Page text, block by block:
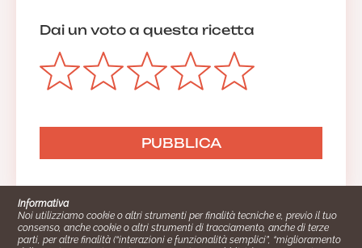
Dai un voto a questa ricetta
Informativa
Noi utilizziamo cookie o altri strumenti per finalità tecniche e, previo il tuo
consenso, anche cookie o altri strumenti di tracciamento, anche di terze
parti, per altre finalità (“interazioni e funzionalità semplici”, “miglioramento